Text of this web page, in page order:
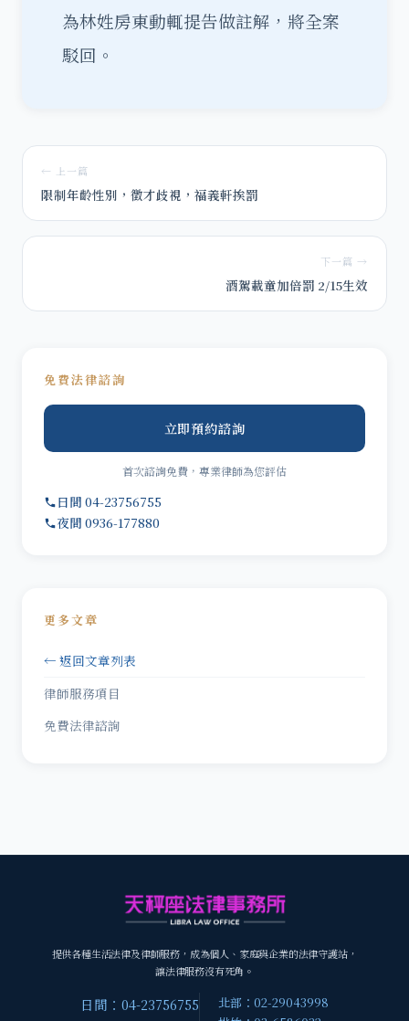
為林姓房東動輒提告做註解，將全案
駁回。
← 上一篇
限制年齡性別，徵才歧視，福義軒挨罰
下一篇 →
酒駕載童加倍罰 2/15生效
免費法律諮詢
立即預約諮詢
首次諮詢免費，專業律師為您評估
日間 04-23756755
夜間 0936-177880
更多文章
← 返回文章列表
律師服務項目
免費法律諮詢
提供各種生活法律及律師服務，成為個人、家庭與企業的法律守護站，
讓法律服務沒有死角。
日間：04-23756755
北部：02-29043998